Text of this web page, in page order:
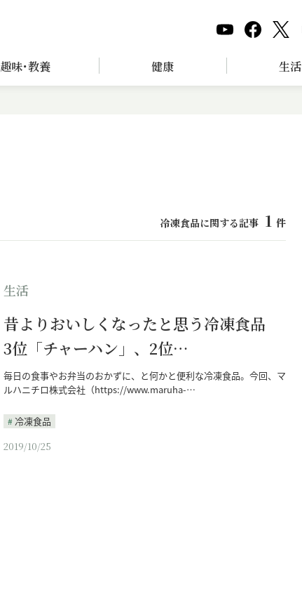
趣味･教養 健康 生活
冷凍食品に関する記事 1 件
生活
昔よりおいしくなったと思う冷凍食品
3位「チャーハン」、2位…
毎日の食事やお弁当のおかずに、と何かと便利な冷凍食品。今回、マ
ルハニチロ株式会社（https://www.maruha-…
冷凍食品
2019/10/25